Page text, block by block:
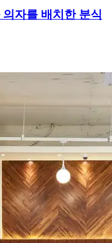
자를 배치한 분식